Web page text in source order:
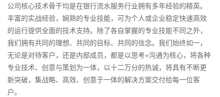
公司核心技术骨干均是在银行流水服务行业拥有多年经验的精英。
丰富的实战经验，娴熟的专业技能，可为个人或企业稳定快速高效
的运行提供全面的技术支持。除了各自掌握的专业技能不同之外，
我们拥有共同的理想、共同的目标、共同的信念。我们始终如一，
无论是对待客户，还是内部成员，都是以思考+沟通为核心，将各种
专业技术、创意与策划为一体，以十二万分的热诚，将具有不断更
新突破，集战略、高效、创意于一体的解决方案交付给每一位客
户。